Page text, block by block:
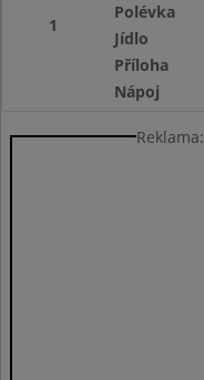
1
Polévka
Jídlo
Příloha
Nápoj
Reklama: